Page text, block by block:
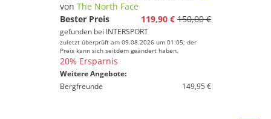
von The North Face
Bester Preis
119,90 € 150,00 €
gefunden bei INTERSPORT
zuletzt überprüft am 09.08.2026 um 01:05; der
Preis kann sich seitdem geändert haben.
20% Ersparnis
Weitere Angebote:
Bergfreunde
149,95 €